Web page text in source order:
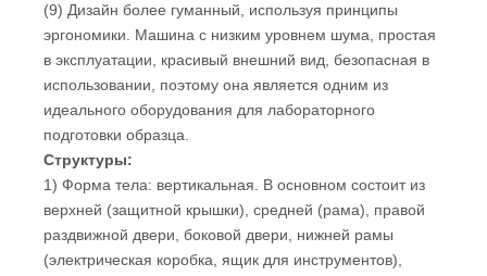
(9) Дизайн более гуманный, используя принципы
эргономики. Машина с низким уровнем шума, простая
в эксплуатации, красивый внешний вид, безопасная в
использовании, поэтому она является одним из
идеального оборудования для лабораторного
подготовки образца.
Структуры:
1) Форма тела: вертикальная. В основном состоит из
верхней (защитной крышки), средней (рама), правой
раздвижной двери, боковой двери, нижней рамы
(электрическая коробка, ящик для инструментов),